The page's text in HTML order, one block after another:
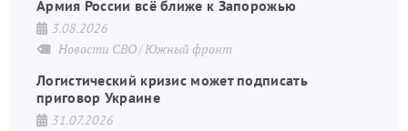
Армия России всё ближе к Запорожью
3.08.2026
Новости СВО Южный фронт
Логистический кризис может подписать
приговор Украине
31.07.2026